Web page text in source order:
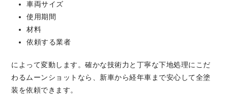
車両サイズ
使用期間
材料
依頼する業者
によって変動します。確かな技術力と丁寧な下地処理にこだ
わるムーンショットなら、新車から経年車まで安心して全塗
装を依頼できます。